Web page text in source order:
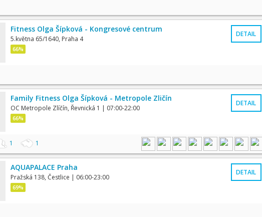
Fitness Olga Šípková - Kongresové centrum
5.května 65/1640, Praha 4
66%
DETAIL
Family Fitness Olga Šípková - Metropole Zličín
OC Metropole Zlíčín, Řevnická 1 | 07:00-22:00
66%
DETAIL
1 1
AQUAPALACE Praha
Pražská 138, Čestlice | 06:00-23:00
69%
DETAIL